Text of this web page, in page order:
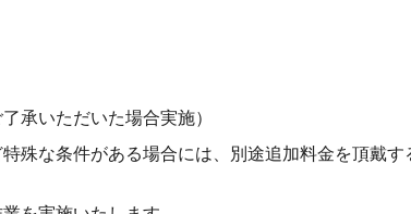
承いただいた場合実施）
殊な条件がある場合には、別途追加料金を頂戴す